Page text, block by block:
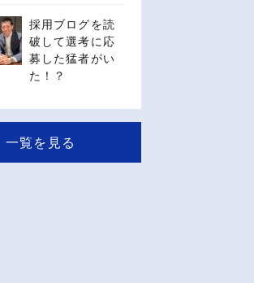
採用ブログを読
破して選考に応
募した猛者がい
た！？
一覧を見る